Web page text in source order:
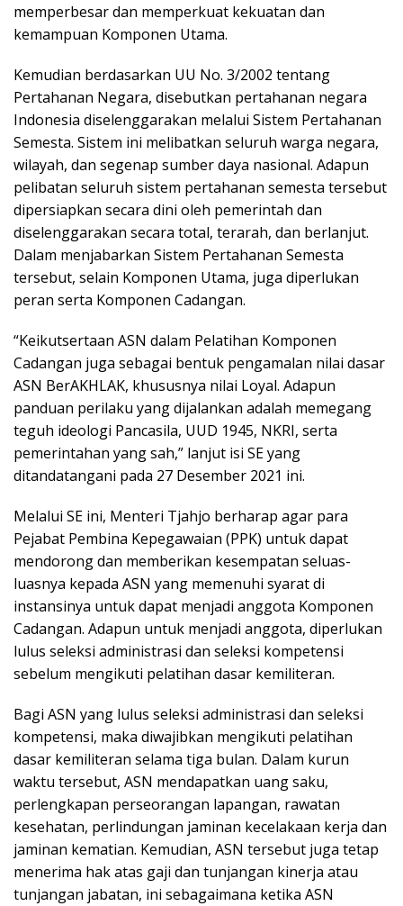
memperbesar dan memperkuat kekuatan dan
kemampuan Komponen Utama.
Kemudian berdasarkan UU No. 3/2002 tentang
Pertahanan Negara, disebutkan pertahanan negara
Indonesia diselenggarakan melalui Sistem Pertahanan
Semesta. Sistem ini melibatkan seluruh warga negara,
wilayah, dan segenap sumber daya nasional. Adapun
pelibatan seluruh sistem pertahanan semesta tersebut
dipersiapkan secara dini oleh pemerintah dan
diselenggarakan secara total, terarah, dan berlanjut.
Dalam menjabarkan Sistem Pertahanan Semesta
tersebut, selain Komponen Utama, juga diperlukan
peran serta Komponen Cadangan.
“Keikutsertaan ASN dalam Pelatihan Komponen
Cadangan juga sebagai bentuk pengamalan nilai dasar
ASN BerAKHLAK, khususnya nilai Loyal. Adapun
panduan perilaku yang dijalankan adalah memegang
teguh ideologi Pancasila, UUD 1945, NKRI, serta
pemerintahan yang sah,” lanjut isi SE yang
ditandatangani pada 27 Desember 2021 ini.
Melalui SE ini, Menteri Tjahjo berharap agar para
Pejabat Pembina Kepegawaian (PPK) untuk dapat
mendorong dan memberikan kesempatan seluas-
luasnya kepada ASN yang memenuhi syarat di
instansinya untuk dapat menjadi anggota Komponen
Cadangan. Adapun untuk menjadi anggota, diperlukan
lulus seleksi administrasi dan seleksi kompetensi
sebelum mengikuti pelatihan dasar kemiliteran.
Bagi ASN yang lulus seleksi administrasi dan seleksi
kompetensi, maka diwajibkan mengikuti pelatihan
dasar kemiliteran selama tiga bulan. Dalam kurun
waktu tersebut, ASN mendapatkan uang saku,
perlengkapan perseorangan lapangan, rawatan
kesehatan, perlindungan jaminan kecelakaan kerja dan
jaminan kematian. Kemudian, ASN tersebut juga tetap
menerima hak atas gaji dan tunjangan kinerja atau
tunjangan jabatan, ini sebagaimana ketika ASN